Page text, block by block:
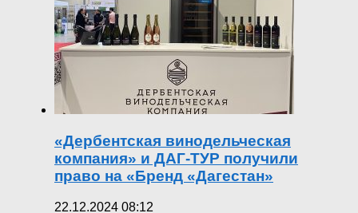
«Дербентская винодельческая
компания» и ДАГ-ТУР получили
право на «Бренд «Дагестан»
22.12.2024 08:12